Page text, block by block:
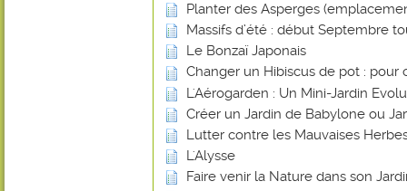
Planter des Asperges
Massifs d’été : début Septembre
Le Bonzaï Japonais
Changer un Hibiscus de pot : pour
L'Aérogarden : Un Mini-Jardin
Créer un Jardin de Babylone ou
Lutter contre les Mauvaises
L'Alysse
Faire venir la Nature dans son